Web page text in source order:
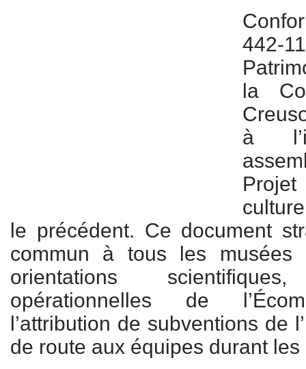
la
à
le précédent. Ce document
commun à tous les
orientations
opérationnelles de
l’attribution de subventions de
de route aux équipes durant